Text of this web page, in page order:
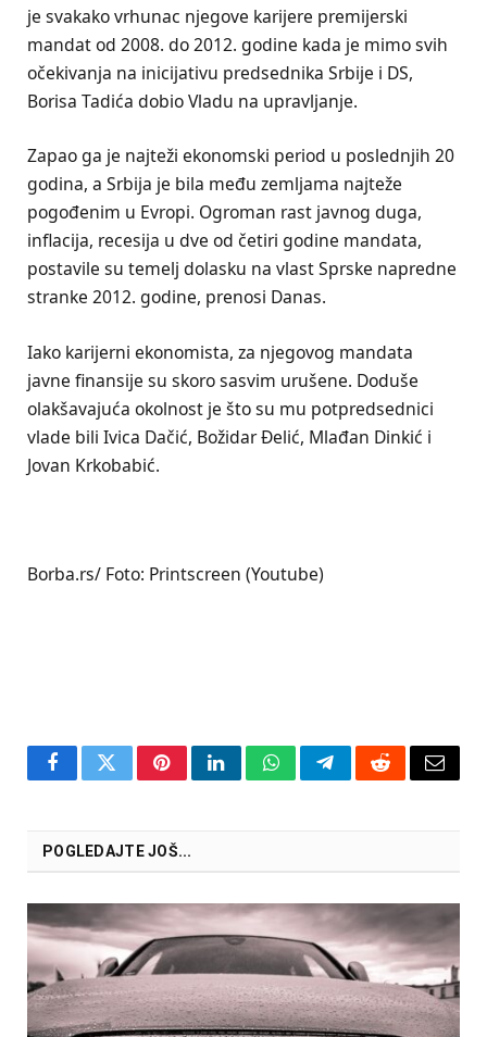
je svakako vrhunac njegove karijere premijerski
mandat od 2008. do 2012. godine kada je mimo svih
očekivanja na inicijativu predsednika Srbije i DS,
Borisa Tadića dobio Vladu na upravljanje.
Zapao ga je najteži ekonomski period u poslednjih 20
godina, a Srbija je bila među zemljama najteže
pogođenim u Evropi. Ogroman rast javnog duga,
inflacija, recesija u dve od četiri godine mandata,
postavile su temelj dolasku na vlast Sprske napredne
stranke 2012. godine, prenosi Danas.
Iako karijerni ekonomista, za njegovog mandata
javne finansije su skoro sasvim urušene. Doduše
olakšavajuća okolnost je što su mu potpredsednici
vlade bili Ivica Dačić, Božidar Đelić, Mlađan Dinkić i
Jovan Krkobabić.
Borba.rs/ Foto: Printscreen (Youtube)
FacebookTwitterPinterestLinkedInWhatsAppTelegramRedditEmail
POGLEDAJTE JOŠ...